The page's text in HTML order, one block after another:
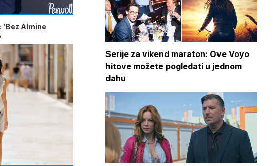
'Bez Almine
Serije za vikend maraton: Ove Voyo
hitove možete pogledati u jednom
dahu